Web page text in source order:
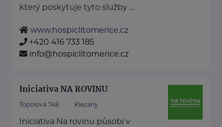
který poskytuje tyto služby ...
www.hospiclitomerice.cz
+420 416 733 185
info@hospiclitomerice.cz
Iniciativa NA ROVINU
Topolová 748 Klecany
Iniciativa Na rovinu působí v